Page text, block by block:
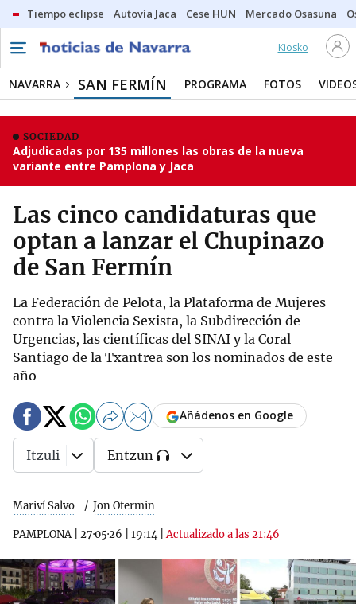
Tiempo eclipse Autovía Jaca Cese HUN Mercado Osasuna
Kiosko
NAVARRA SAN FERMÍN PROGRAMA FOTOS
SOCIEDAD
Adjudicadas por 135 millones las obras de la nueva
variante entre Pamplona y Jaca
Las cinco candidaturas que
optan a lanzar el Chupinazo
de San Fermín
La Federación de Pelota, la Plataforma de Mujeres
contra la Violencia Sexista, la Subdirección de
Urgencias, las científicas del SINAI y la Coral
Santiago de la Txantrea son los nominados de este
año
Mariví Salvo Jon Otermin
PAMPLONA| 27·05·26 19:14 |Actualizado a las 21:46
Añádenos en Google
Itzuli Entzun